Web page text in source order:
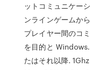
ットコミュニケー
ンラインゲームか
プレイヤー間のコ
を目的と
たはそれ以降.